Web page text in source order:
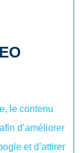
le contenu
d’améliorer
et d’attirer